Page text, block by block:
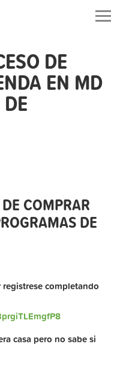
DE
EN MD
COMPRAR
DE
completando
casa pero no sabe si